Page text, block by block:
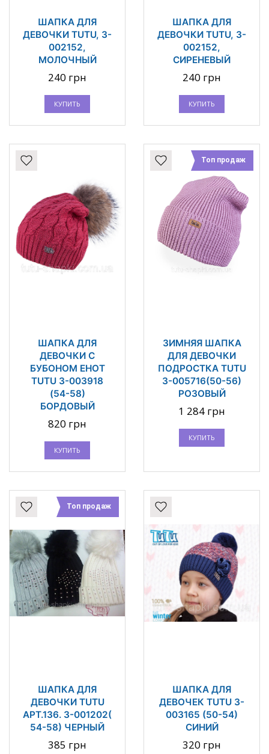
ШАПКА ДЛЯ
ДЕВОЧКИ TUTU, 3-
002152,
МОЛОЧНЫЙ
240 грн
КУПИТЬ
ШАПКА ДЛЯ
ДЕВОЧКИ TUTU, 3-
002152,
СИРЕНЕВЫЙ
240 грн
КУПИТЬ
ШАПКА ДЛЯ
ДЕВОЧКИ С
БУБОНОМ ЕНОТ
TUTU 3-003918
(54-58)
БОРДОВЫЙ
820 грн
КУПИТЬ
Топ продаж
ЗИМНЯЯ ШАПКА
ДЛЯ ДЕВОЧКИ
ПОДРОСТКА TUTU
3-005716(50-56)
РОЗОВЫЙ
1 284 грн
КУПИТЬ
Топ продаж
ШАПКА ДЛЯ
ДЕВОЧКИ TUTU
АРТ.136. 3-001202(
54-58) ЧЕРНЫЙ
385 грн
ШАПКА ДЛЯ
ДЕВОЧЕК TUTU 3-
003165 (50-54)
СИНИЙ
320 грн